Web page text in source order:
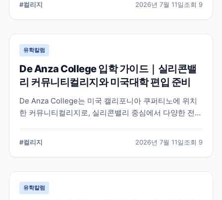
#컬리지 2026년 7월 11일조회 9
유학칼럼
De Anza College 입학 가이드｜실리콘밸
리 커뮤니티컬리지와 미국대학 편입 준비
De Anza College는 미국 캘리포니아 쿠퍼티노에 위치
한 커뮤니티컬리지로, 실리콘밸리 중심에서 다양한 전공
으로 정리했습니다.
#컬리지 2026년 7월 11일조회 9
유학칼럼